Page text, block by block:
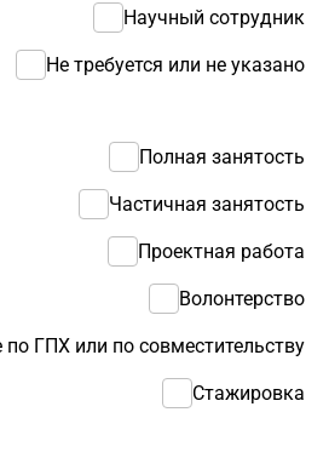
Полная занятость
Частичная занятость
Проектная работа
Волонтерство
ГПХ или по совместительству
Стажировка
Научный сотрудник
Не требуется или не указано